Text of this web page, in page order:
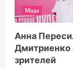
Мода
Анна
Дмитриенко
зрителей